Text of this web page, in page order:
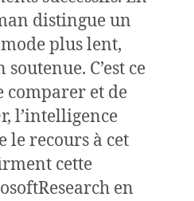
distingue un
plus lent,
C’est ce
comparer et de
l’intelligence
recours à cet
cette
en